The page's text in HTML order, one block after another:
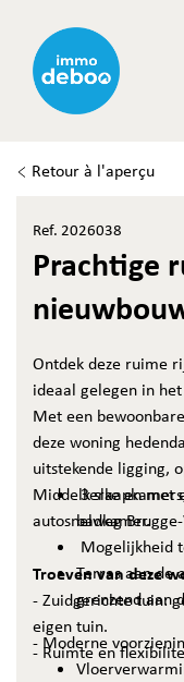
Retour à l'aperçu
Ref. 2026038
Prachtige
Ontdek deze ruime
ideaal gelegen in
Met een
deze woning
uitstekende ligging,
Middelkerke en met
autosnelweg
Troeven van deze
- Zuidgerichte tuin:
eigen tuin.
- Ruimte en
3
badkamer.
Mogelijkheid
Terras aan de
grenzend aan
- Moderne